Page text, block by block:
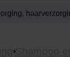
Shampoo